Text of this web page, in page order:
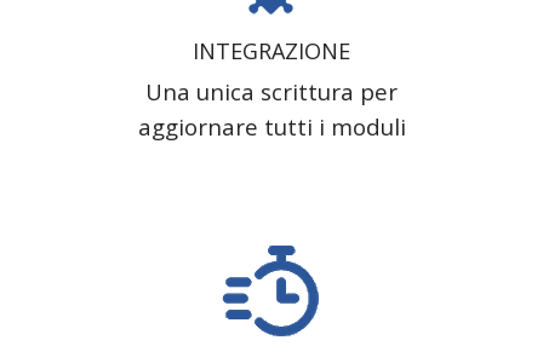
INTEGRAZIONE
Una unica scrittura per
aggiornare tutti i moduli